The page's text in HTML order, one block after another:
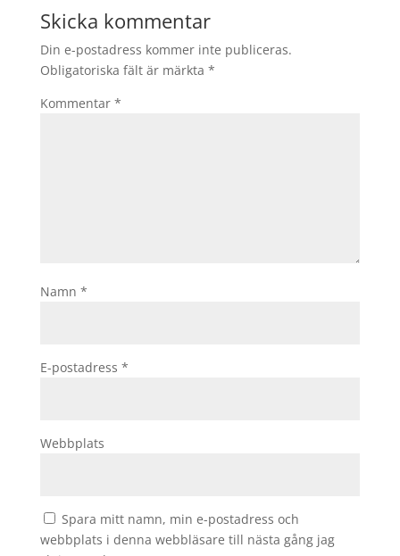
Skicka kommentar
Din e-postadress kommer inte publiceras.
Obligatoriska fält är märkta *
Kommentar *
Namn *
E-postadress *
Webbplats
Spara mitt namn, min e-postadress och
webbplats i denna webbläsare till nästa gång jag